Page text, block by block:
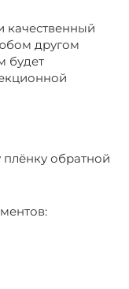
качественный
другом
будет
плёнку обратной